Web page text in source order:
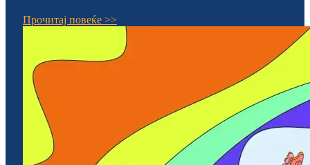
Прочитај повеќе >>